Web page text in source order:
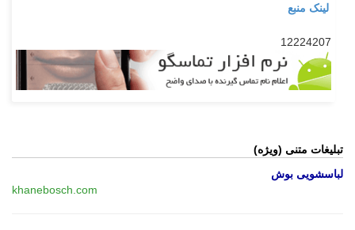
لینک منبع
12224207
تبلیغات متنی (ویژه)
لباسشویی بوش
khanebosch.com